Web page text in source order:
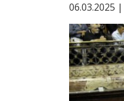
06.03.2025 |